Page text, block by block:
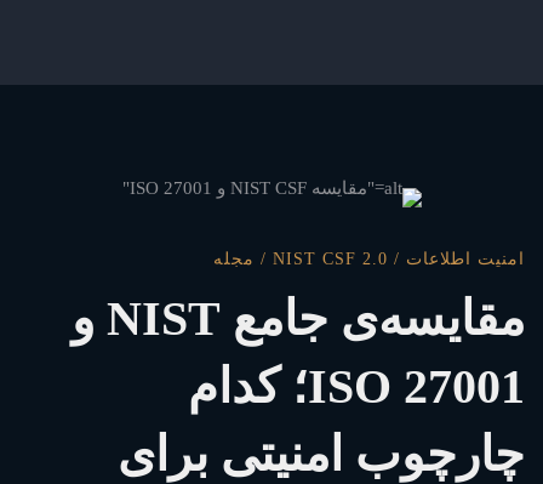
مقایسه‌ی
جامع
NIST
امنیت اطلاعات /
NIST CSF 2.0
/ مجله
مقایسه‌ی جامع NIST و
ISO 27001؛ کدام
چارچوب امنیتی برای